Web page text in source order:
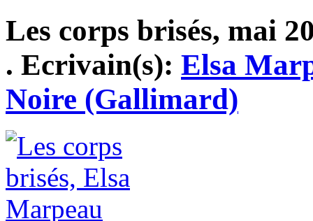
Les corps brisés, mai
. Ecrivain(s): Elsa
Noire (Gallimard)